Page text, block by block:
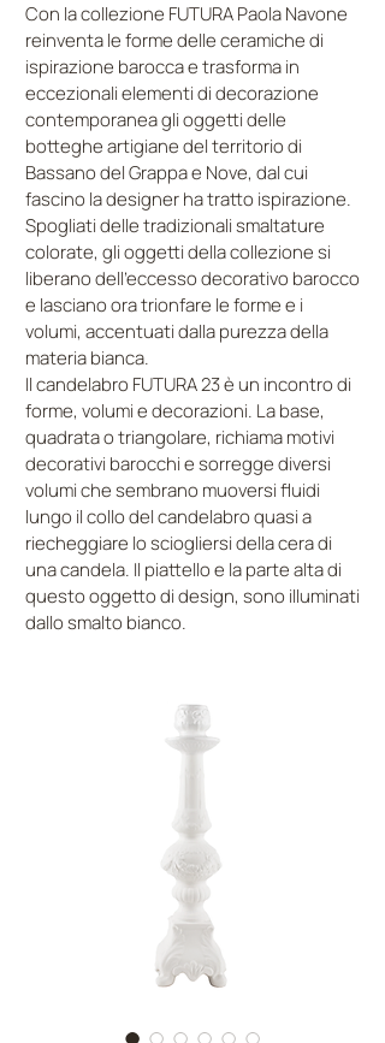
Con la collezione FUTURA Paola Navone
reinventa le forme delle ceramiche di
ispirazione barocca e trasforma in
eccezionali elementi di decorazione
contemporanea gli oggetti delle
botteghe artigiane del territorio di
Bassano del Grappa e Nove, dal cui
fascino la designer ha tratto ispirazione.
Spogliati delle tradizionali smaltature
colorate, gli oggetti della collezione si
liberano dell'eccesso decorativo barocco
e lasciano ora trionfare le forme e i
volumi, accentuati dalla purezza della
materia bianca.
Il candelabro FUTURA 23 è un incontro di
forme, volumi e decorazioni. La base,
quadrata o triangolare, richiama motivi
decorativi barocchi e sorregge diversi
volumi che sembrano muoversi fluidi
lungo il collo del candelabro quasi a
riecheggiare lo sciogliersi della cera di
una candela. Il piattello e la parte alta di
questo oggetto di design, sono illuminati
dallo smalto bianco.